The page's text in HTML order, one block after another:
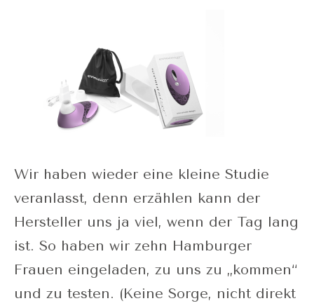
Wir haben wieder eine kleine Studie
veranlasst, denn erzählen kann der
Hersteller uns ja viel, wenn der Tag lang
ist. So haben wir zehn Hamburger
Frauen eingeladen, zu uns zu „kommen“
und zu testen. (Keine Sorge, nicht direkt